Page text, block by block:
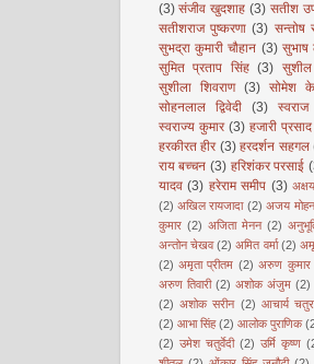
(3) संजीव खुदशाह (3) सतीश
सतीशराज पुष्करणा (3) सन्तोष
सुभद्रा कुमारी चौहान (3) सुभाष
सुमित प्रताप सिंह (3)
सुशीला शिवराण
(3) सोमेश
सोहनलाल द्विवेदी
(3)
स्वराज्य कुमार (3) हजारी प्रसाद
हरकीरत हीर (3) हरदर्शन सहगल
राय बच्चन (3) हरिशंकर परसाई
यादव (3) हरेराम समीप (3)
(2) अखिल रायजादा (2) अजय मोहन
कुमार (2) अजिता मेनन (2)
अन्तोन चेखव (2) अमित वर्मा (2)
(2) अमृता प्रीतम (2) अरुण कुमार
अरुण तिवारी (2) अशोक अंजुम (2)
(2) अशोक सरीन (2) आचार्य
(2) आभा सिंह (2) आलोक पुराणिक
(2) उमेश चतुर्वेदी (2) उर्मि कृष्ण